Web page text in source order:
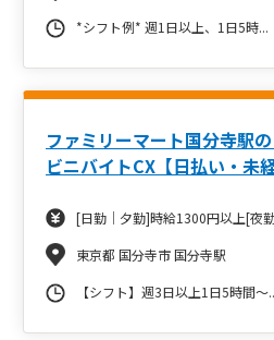
*シフト例* 週1日以上、1日5時...
ファミリーマート国分寺駅
ビニバイトCX【日払い・未
[日勤｜夕勤]時給1300円以上[夜
東京都 国分寺市 国分寺駅
【シフト】週3日以上1日5時間～